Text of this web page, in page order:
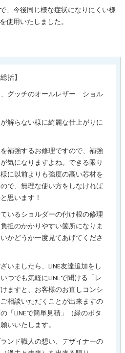
、今後同じ様な症状になりにくい様
使用いたしました。
括】
グッチのオールレザー ショル
解らない様に綺麗な仕上がりに
補強するお修理ですので、補強
気になりますよね。できる限り
に以前よりも強度の高い芯材を
で、無理な使い方をしなければ
思います！
いるショルダーの付け根の修理
担のかかりやすい箇所になりま
かどうか一度見てあげてくださ
いましたら、LINE友達追加をし
つでも気軽にLINEで聞ける「レ
ますと、お客様のお直しコンシ
相談いただくことが出来ますの
「LINEで簡単見積」（緑のボタ
いいたします。
ンド職人の想い、デザイナーの